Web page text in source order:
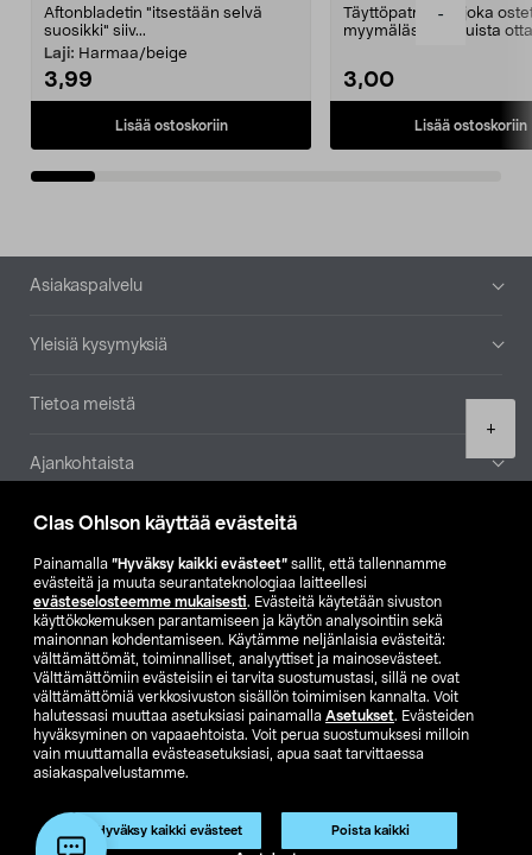
Clas Ohlson käyttää evästeitä
Painamalla ”Hyväksy kaikki evästeet” sallit, että tallennamme
evästeitä ja muuta seurantateknologiaa laitteellesi
evästeselosteemme mukaisesti. Evästeitä käytetään sivuston
käyttökokemuksen parantamiseen ja käytön analysointiin sekä
mainonnan kohdentamiseen. Käytämme neljänlaisia evästeitä:
välttämättömät, toiminnalliset, analyyttiset ja mainosevästeet.
Välttämättömiin evästeisiin ei tarvita suostumustasi, sillä ne ovat
välttämättömiä verkkosivuston sisällön toimimisen kannalta. Voit
halutessasi muuttaa asetuksiasi painamalla Asetukset. Evästeiden
hyväksyminen on vapaaehtoista. Voit perua suostumuksesi milloin
vain muuttamalla evästeasetuksiasi, apua saat tarvittaessa
asiakaspalvelustamme.
Hyväksy kaikki evästeet Poista kaikki
-
+
Aftonbladetin "itsestään selvä
suosikki" siiv...
Laji: Harmaa/beige
3,99
Lisää ostoskoriin
Täyttöpatruuna, joka
myymälästä – muista
3,00
Lisää ostoskoriin
Alatunniste
Asiakaspalvelu
Yleisiä kysymyksiä
Tietoa meistä
Ajankohtaista
Muut yrityksemme
Etsi myymälä
SE NO FI
FI SV
Club Clas Ostoehdot Tietosuojaseloste